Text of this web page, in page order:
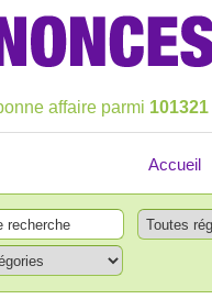
affaire parmi 101321
Accueil